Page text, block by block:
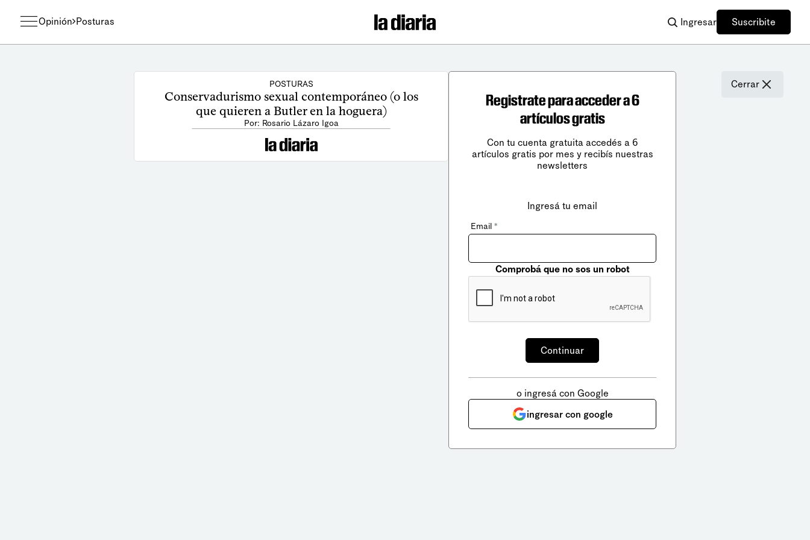
Opinión Posturas Ingresar Suscribite
POSTURAS
Conservadurismo sexual contemporáneo (o los
que quieren a Butler en la hoguera)
Por: Rosario Lázaro Igoa
Cerrar
Registrate para acceder a 6
artículos gratis
Con tu cuenta gratuita accedés a 6
artículos gratis por mes y recibís nuestras
newsletters
Ingresá tu email
Email *
Comprobá que no sos un robot
o ingresá con Google
ingresar con google